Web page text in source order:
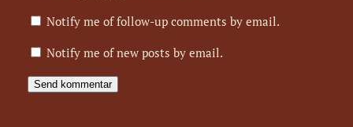
Notify me of follow-up comments by email.
Notify me of new posts by email.